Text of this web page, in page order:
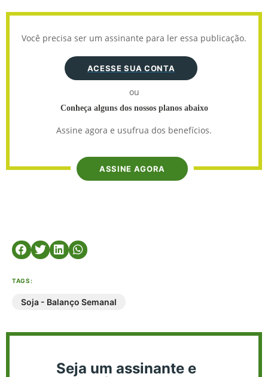
Você precisa ser um assinante para ler essa publicação.
ACESSE SUA CONTA
ou
Conheça alguns dos nossos planos abaixo
Assine agora e usufrua dos benefícios.
ASSINE AGORA
TAGS:
Soja - Balanço Semanal
Seja um assinante e